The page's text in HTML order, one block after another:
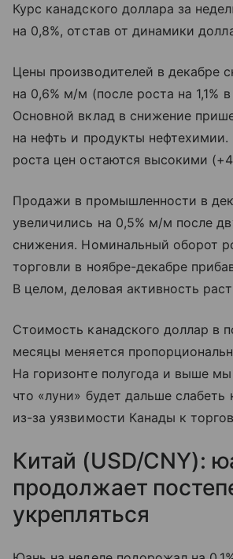
Курс канадского доллара за
на 0,8%, отстав от динамики
Цены производителей в декабре
на 0,6% м/м (после роста на 1,1%
Основной вклад в снижение
на нефть и продукты
роста цен остаются высокими
Продажи в промышленности в
увеличились на 0,5% м/м после
снижения. Номинальный оборот
торговли в ноябре-декабре
В целом, деловая активность
Стоимость канадского доллар в
месяцы меняется
На горизонте полугода и выше
что «луни» будет дальше
из-за уязвимости Канады к
Китай (USD/CNY):
продолжает
укрепляться